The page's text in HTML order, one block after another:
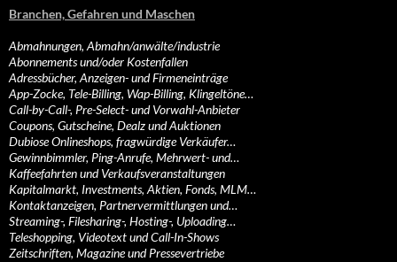
Branchen, Gefahren und Maschen
Abmahnungen, Abmahn/anwälte/industrie
Abonnements und/oder Kostenfallen
Adressbücher, Anzeigen- und Firmeneinträge
App-Zocke, Tele-Billing, Wap-Billing, Klingeltöne…
Call-by-Call-, Pre-Select- und Vorwahl-Anbieter
Coupons, Gutscheine, Dealz und Auktionen
Dubiose Onlineshops, fragwürdige Verkäufer…
Gewinnbimmler, Ping-Anrufe, Mehrwert- und…
Kaffeefahrten und Verkaufsveranstaltungen
Kapitalmarkt, Investments, Aktien, Fonds, MLM…
Kontaktanzeigen, Partnervermittlungen und…
Streaming-, Filesharing-, Hosting-, Uploading…
Teleshopping, Videotext und Call-In-Shows
Zeitschriften, Magazine und Pressevertriebe